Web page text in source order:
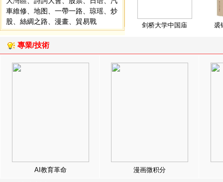
車維修
地图 一帶一路 琼瑶
炒
股
絲綢之路 漫畫 貿易戰 剑桥大学中国庙 裘
專業/技術
AI教育革命 漫画微积分